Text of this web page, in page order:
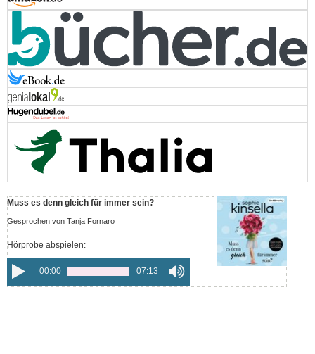
Muss es denn gleich für immer sein?
Gesprochen von Tanja Fornaro
Hörprobe abspielen:
00:00 07:13